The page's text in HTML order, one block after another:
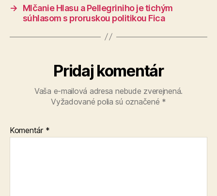
→
Mlčanie Hlasu a Pellegriniho je tichým
súhlasom s proruskou politikou Fica
Pridaj komentár
Vaša e-mailová adresa nebude zverejnená.
Vyžadované polia sú označené *
Komentár *